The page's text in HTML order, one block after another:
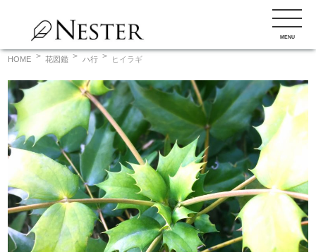
ン
へ
ス
キ
ッ
プ
MENU
HOME 花図鑑 ハ行 ヒイラギ